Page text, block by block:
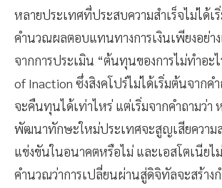
หลายประเทศที่ประสบความสำเร็จไม่ได้เ
คำนวณผลตอบแทนทางการเงินเพียงอย่า
จากการประเมิน “ต้นทุนของการไม่ทำอะ
of Inaction ซึ่งสิงคโปร์ไม่ได้เริ่มต้นจากคำ
จะคืนทุนได้เท่าไหร่ แต่เริ่มจากคำถามว่า
พัฒนาทักษะใหม่ประเทศจะสูญเสียความส
แข่งขันในอนาคตหรือไม่ และเอสโตเนียไ
คำนวณว่าการเปลี่ยนผ่านสู่ดิจิทัลจะสร้างก